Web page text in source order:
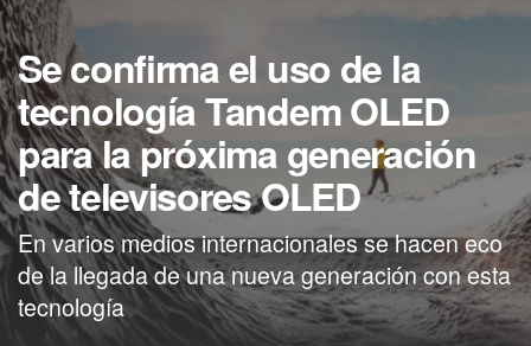
Se confirma el uso de la
tecnología Tandem OLED
para la próxima generación
de televisores OLED
En varios medios internacionales se hacen eco
de la llegada de una nueva generación con esta
tecnología